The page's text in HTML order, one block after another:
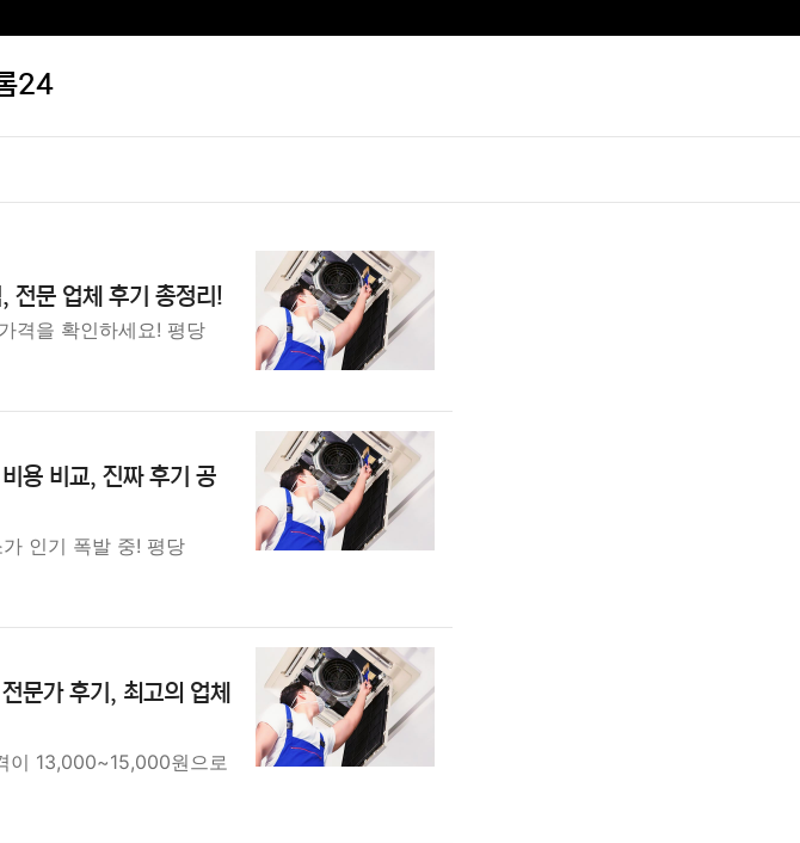
24
전문 업체 후기 총정리!
격을 확인하세요! 평당
용 비교, 진짜 후기 공
인기 폭발 중! 평당
문가 후기, 최고의 업체
이 13,000~15,000원으로